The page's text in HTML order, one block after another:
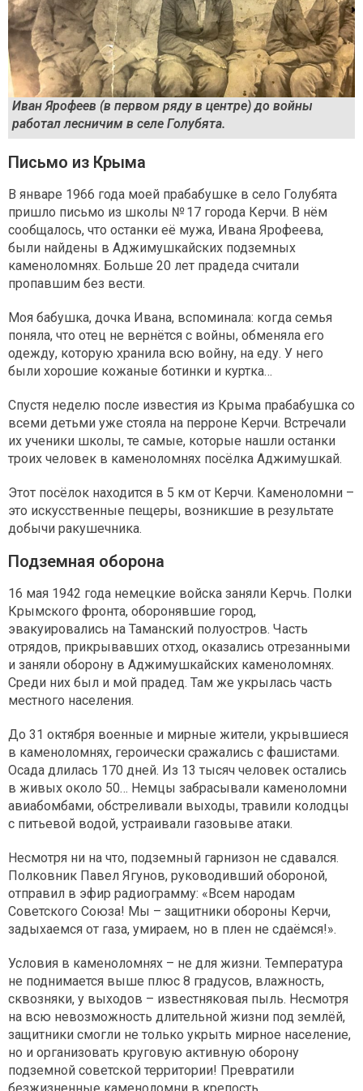
Иван Ярофеев (в первом ряду в центре) до войны
работал лесничим в селе Голубята.
Письмо из Крыма
В январе 1966 года моей прабабушке в село Голубята
пришло письмо из школы № 17 города Керчи. В нём
сообщалось, что останки её мужа, Ивана Ярофеева,
были найдены в Аджимушкайских подземных
каменоломнях. Больше 20 лет прадеда считали
пропавшим без вести.
Моя бабушка, дочка Ивана, вспоминала: когда семья
поняла, что отец не вернётся с войны, обменяла его
одежду, которую хранила всю войну, на еду. У него
были хорошие кожаные ботинки и куртка…
Спустя неделю после известия из Крыма прабабушка со
всеми детьми уже стояла на перроне Керчи. Встречали
их ученики школы, те самые, которые нашли останки
троих человек в каменоломнях посёлка Аджимушкай.
Этот посёлок находится в 5 км от Керчи. Каменоломни –
это искусственные пещеры, возникшие в результате
добычи ракушечника.
Подземная оборона
16 мая 1942 года немецкие войска заняли Керчь. Полки
Крымского фронта, оборонявшие город,
эвакуировались на Таманский полуостров. Часть
отрядов, прикрывавших отход, оказались отрезанными
и заняли оборону в Аджимушкайских каменоломнях.
Среди них был и мой прадед. Там же укрылась часть
местного населения.
До 31 октября военные и мирные жители, укрывшиеся
в каменоломнях, героически сражались с фашистами.
Осада длилась 170 дней. Из 13 тысяч человек остались
в живых около 50… Немцы забрасывали каменоломни
авиабомбами, обстреливали выходы, травили колодцы
с питьевой водой, устраивали газовыве атаки.
Несмотря ни на что, подземный гарнизон не сдавался.
Полковник Павел Ягунов, руководивший обороной,
отправил в эфир радиограмму: «Всем народам
Советского Союза! Мы – защитники обороны Керчи,
задыхаемся от газа, умираем, но в плен не сдаёмся!».
Условия в каменоломнях – не для жизни. Температура
не поднимается выше плюс 8 градусов, влажность,
сквозняки, у выходов – известняковая пыль. Несмотря
на всю невозможность длительной жизни под землёй,
защитники смогли не только укрыть мирное население,
но и организовать круговую активную оборону
подземной советской территории! Превратили